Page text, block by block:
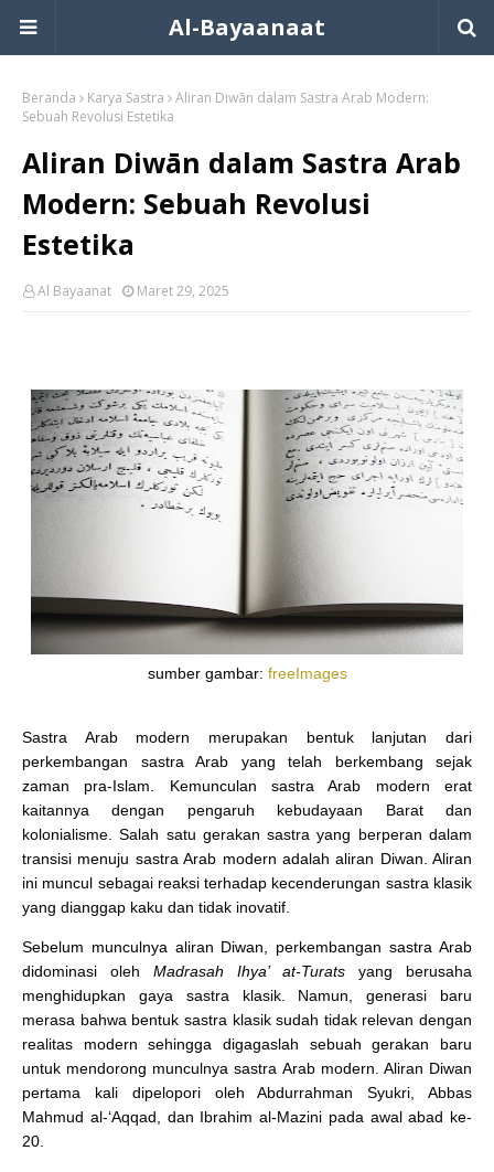
Al-Bayaanaat
Beranda Karya Sastra
Aliran Diwān dalam Sastra Arab Modern:
Sebuah Revolusi Estetika
Aliran Diwān dalam Sastra Arab
Modern: Sebuah Revolusi
Estetika
Al Bayaanat Maret 29, 2025
sumber gambar: freeImages
Sastra Arab modern merupakan bentuk lanjutan dari
perkembangan sastra Arab yang telah berkembang sejak
zaman pra-Islam. Kemunculan sastra Arab modern erat
kaitannya dengan pengaruh kebudayaan Barat dan
kolonialisme. Salah satu gerakan sastra yang berperan dalam
transisi menuju sastra Arab modern adalah aliran Diwan. Aliran
ini muncul sebagai reaksi terhadap kecenderungan sastra klasik
yang dianggap kaku dan tidak inovatif.
Sebelum munculnya aliran Diwan, perkembangan sastra Arab
didominasi oleh Madrasah Ihya’ at-Turats yang berusaha
menghidupkan gaya sastra klasik. Namun, generasi baru
merasa bahwa bentuk sastra klasik sudah tidak relevan dengan
realitas modern sehingga digagaslah sebuah gerakan baru
untuk mendorong munculnya sastra Arab modern. Aliran Diwan
pertama kali dipelopori oleh Abdurrahman Syukri, Abbas
Mahmud al-‘Aqqad, dan Ibrahim al-Mazini pada awal abad ke-
20.